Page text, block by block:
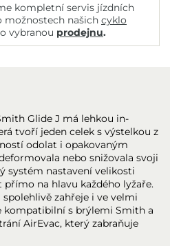
kompletní servis jízdních
možnostech našich cyklo
vybranou prodejnu.
Glide J má lehkou in-
tvoří jeden celek s výstelkou z
odolat i opakovaným
nebo snižovala svoji
systém nastavení velikosti
na hlavu každého lyžaře.
zahřeje i ve velmi
kompatibilní s brýlemi Smith a
AirEvac, který zabraňuje